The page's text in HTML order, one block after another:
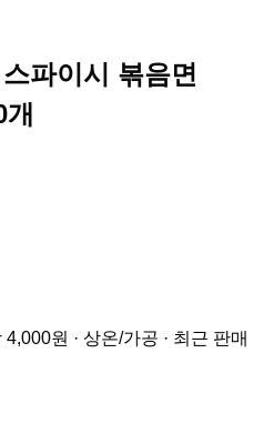
파이시 볶음면
원 · 상온/가공 · 최근 판매